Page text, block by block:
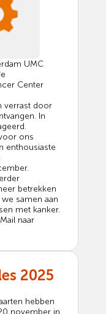
UMC
Center
verrast door
In
ons
enthousiaste
betrekken
samen aan
met kanker.
Mail naar
2025
hebben
november in